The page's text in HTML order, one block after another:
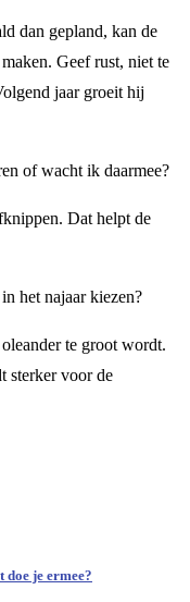
dan gepland, kan de
Geef rust, niet te
jaar groeit hij
of wacht ik daarmee?
Dat helpt de
het najaar kiezen?
te groot wordt.
sterker voor de
je ermee?